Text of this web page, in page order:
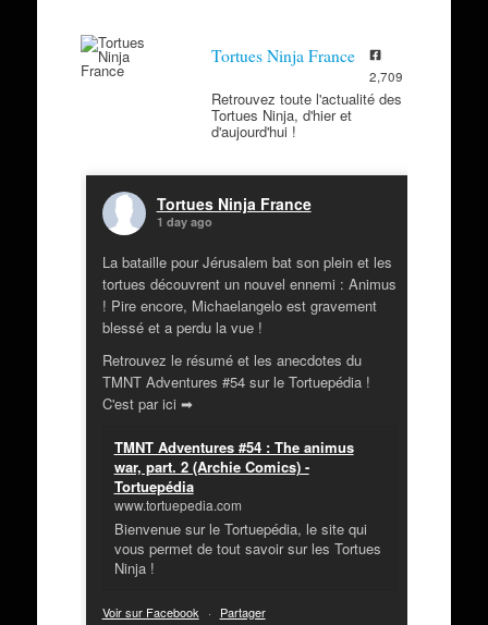
Tortues Ninja France
2,709
Retrouvez toute l'actualité des
Tortues Ninja, d'hier et
d'aujourd'hui !
Tortues Ninja France
1 day ago
La bataille pour Jérusalem bat son plein et les
tortues découvrent un nouvel ennemi : Animus
! Pire encore, Michaelangelo est gravement
blessé et a perdu la vue !
Retrouvez le résumé et les anecdotes du
TMNT Adventures #54 sur le Tortuepédia !
C'est par ici ➡
TMNT Adventures #54 : The animus
war, part. 2 (Archie Comics) -
Tortuepédia
www.tortuepedia.com
Bienvenue sur le Tortuepédia, le site qui
vous permet de tout savoir sur les Tortues
Ninja !
Voir sur Facebook · Partager